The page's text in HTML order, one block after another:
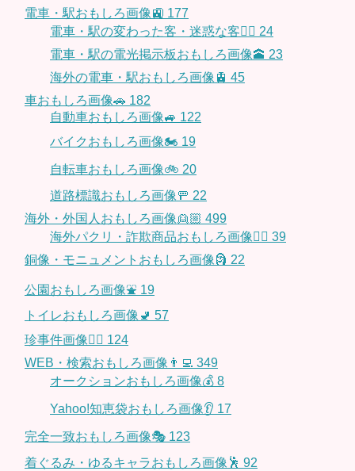
電車・駅おもしろ画像🚉 177
電車・駅の変わった客・迷惑な客🤦‍♀️ 24
電車・駅の電光掲示板おもしろ画像🕋 23
海外の電車・駅おもしろ画像🚊 45
車おもしろ画像🚗 182
自動車おもしろ画像🚙 122
バイクおもしろ画像🏍 19
自転車おもしろ画像🚲 20
道路標識おもしろ画像🚥 22
海外・外国人おもしろ画像👱🏼 499
海外パクリ・詐欺商品おもしろ画像🙅‍♀️ 39
銅像・モニュメントおもしろ画像🗿 22
公園おもしろ画像⛲️ 19
トイレおもしろ画像🚽 57
珍事件画像👮‍♂️ 124
WEB・検索おもしろ画像👨‍💻 349
オークションおもしろ画像💰 8
Yahoo!知恵袋おもしろ画像👂 17
完全一致おもしろ画像🎭 123
着ぐるみ・ゆるキャラおもしろ画像🕺 92